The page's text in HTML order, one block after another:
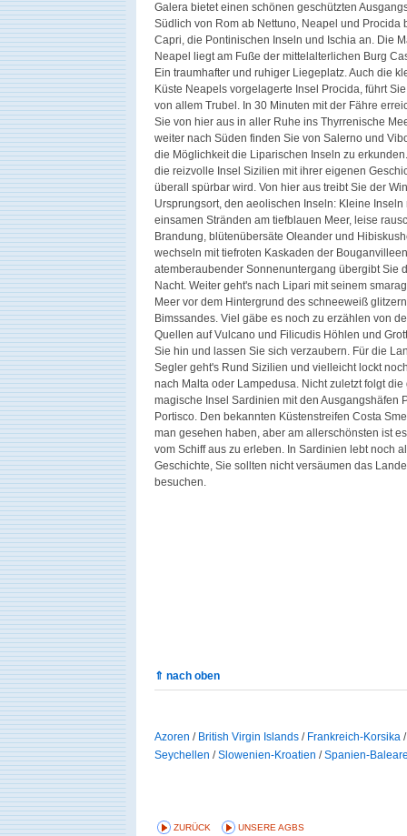
Galera bietet einen schönen geschützten
Südlich von Rom ab Nettuno, Neapel und Procida
Capri, die Pontinischen Inseln und Ischia an. Die
Neapel liegt am Fuße der mittelalterlichen Burg
Ein traumhafter und ruhiger Liegeplatz. Auch die
Küste Neapels vorgelagerte Insel Procida, führt
von allem Trubel. In 30 Minuten mit der Fähre
Sie von hier aus in aller Ruhe ins Thyrrenische
weiter nach Süden finden Sie von Salerno und
die Möglichkeit die Liparischen Inseln zu
die reizvolle Insel Sizilien mit ihrer eigenen
überall spürbar wird. Von hier aus treibt Sie der
Ursprungsort, den aeolischen Inseln: Kleine Inseln
einsamen Stränden am tiefblauen Meer, leise
Brandung, blütenübersäte Oleander und
wechseln mit tiefroten Kaskaden der
atemberaubender Sonnenuntergang übergibt Sie
Nacht. Weiter geht's nach Lipari mit seinem
Meer vor dem Hintergrund des schneeweiß
Bimssandes. Viel gäbe es noch zu erzählen von
Quellen auf Vulcano und Filicudis Höhlen und
Sie hin und lassen Sie sich verzaubern. Für die
Segler geht's Rund Sizilien und vielleicht lockt
nach Malta oder Lampedusa. Nicht zuletzt folgt die
magische Insel Sardinien mit den Ausgangshäfen
Portisco. Den bekannten Küstenstreifen Costa
man gesehen haben, aber am allerschönsten ist
vom Schiff aus zu erleben. In Sardinien lebt noch
Geschichte, Sie sollten nicht versäumen das
besuchen.
⇑ nach oben
Azoren / British Virgin Islands / Frankreich-Korsika
Seychellen /Slowenien-Kroatien /Spanien-
ZURÜCK UNSERE AGBS